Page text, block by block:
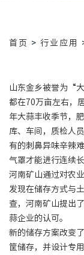
首页 > 行业应用
山东金乡被誉为“
都在70万亩左右，
年大蒜丰收季节，
库、车间，质检人
有的刺鼻异味辛辣
气罩才能进行连续长
河南矿山通过对农
发现在储存方式与
查，河南矿山提出
蒜企业的认可。
新的储存方案改变
筐储存，并设计专